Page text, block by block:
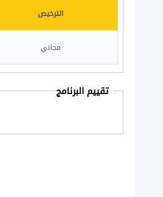
الترخيص
مجاني
تقييم البرنامج